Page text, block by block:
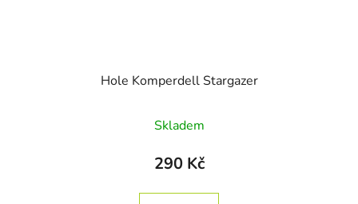
Hole Komperdell Stargazer
Skladem
290 Kč